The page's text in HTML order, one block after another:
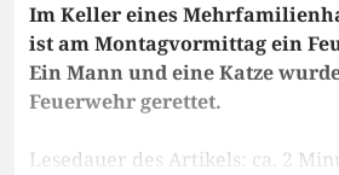
Im Keller eines
ist am Montagvormittag ein
Ein Mann und eine Katze
Feuerwehr gerettet.
Lesedauer des Artikels: ca. 2